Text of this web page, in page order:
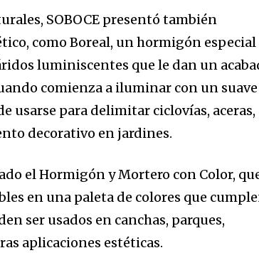
SOBOCE presentó también
como Boreal, un hormigón especial
luminiscentes que le dan un
comienza a iluminar con un suave
usarse para delimitar ciclovías, aceras,
decorativo en jardines.
el Hormigón y Mortero con Color,
en una paleta de colores que
ser usados en canchas, parques,
aplicaciones estéticas.